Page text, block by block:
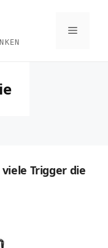
Menü
Trigger die